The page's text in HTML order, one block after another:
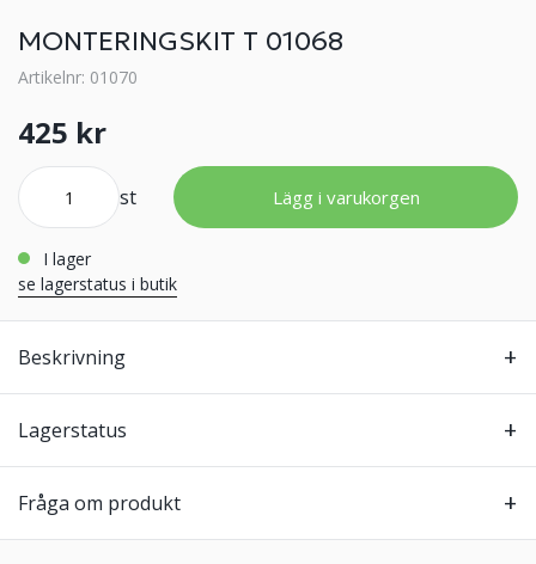
MONTERINGSKIT T 01068
Artikelnr: 01070
425 kr
st Lägg i varukorgen
i lager
se lagerstatus i butik
Beskrivning
Lagerstatus
Fråga om produkt